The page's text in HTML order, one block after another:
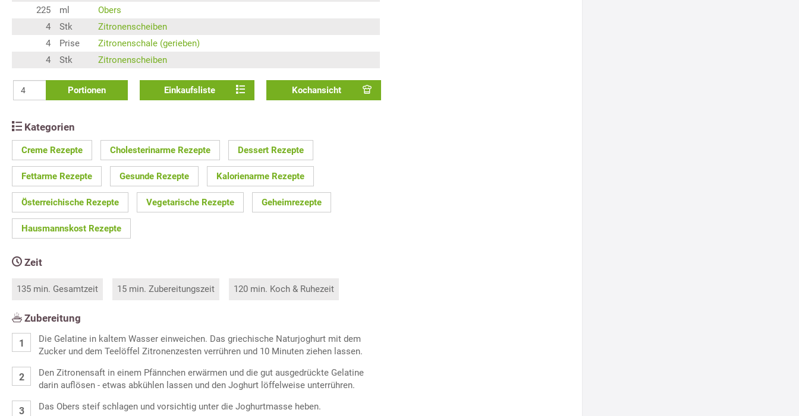
225
ml
Obers
4
Stk
Zitronenscheiben
4
Prise
Zitronenschale (gerieben)
4
Stk Zitronenscheiben
Portionen Einkaufsliste Kochansicht
Kategorien
Creme Rezepte Cholesterinarme Rezepte Dessert Rezepte
Fettarme Rezepte Gesunde Rezepte Kalorienarme Rezepte
Österreichische Rezepte Vegetarische Rezepte Geheimrezepte
Hausmannskost Rezepte
Zeit
135 min. Gesamtzeit 15 min. Zubereitungszeit 120 min. Koch & Ruhezeit
Zubereitung
Die Gelatine in kaltem Wasser einweichen. Das griechische Naturjoghurt mit dem
Zucker und dem Teelöffel Zitronenzesten verrühren und 10 Minuten ziehen lassen.
Den Zitronensaft in einem Pfännchen erwärmen und die gut ausgedrückte Gelatine
darin auflösen - etwas abkühlen lassen und den Joghurt löffelweise unterrühren.
Das Obers steif schlagen und vorsichtig unter die Joghurtmasse heben.